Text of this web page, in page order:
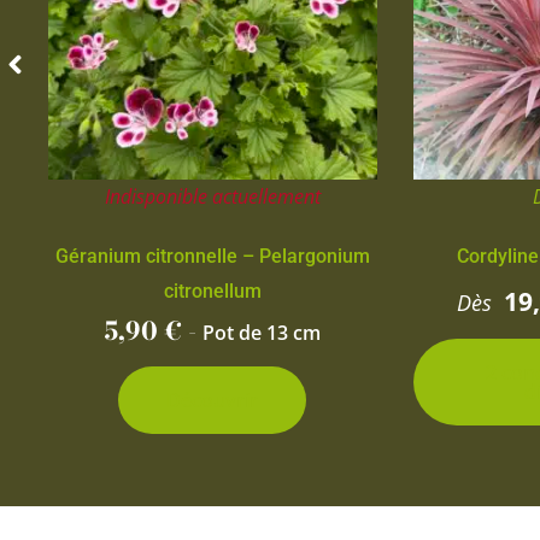
Indisponible actuellement
Géranium citronnelle – Pelargonium
citronellum
5,90€ - Pot de 13 cm
Dès